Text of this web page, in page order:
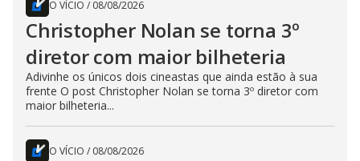
O VÍCIO / 08/08/2026
Christopher Nolan se torna 3º
diretor com maior bilheteria
Adivinhe os únicos dois cineastas que ainda estão à sua
frente O post Christopher Nolan se torna 3º diretor com
maior bilheteria...
O VÍCIO / 08/08/2026